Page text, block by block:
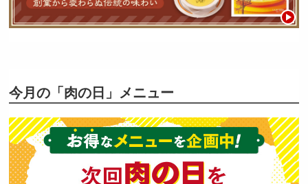
今月の「肉の日」メニュー